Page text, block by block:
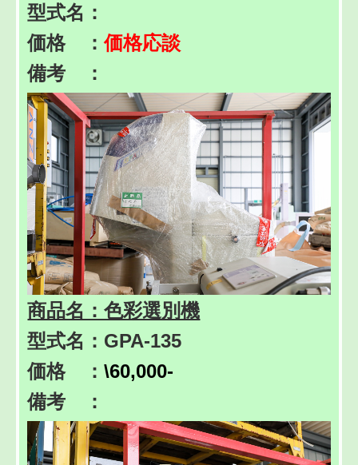
型式名：
価格 ：価格応談
備考 ：
商品名：色彩選別機
型式名：GPA-135
価格 ：\60,000-
備考 ：